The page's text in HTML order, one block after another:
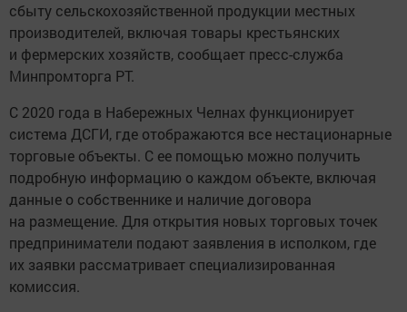
сбыту сельскохозяйственной продукции местных
производителей, включая товары крестьянских
и фермерских хозяйств, сообщает пресс-служба
Минпромторга РТ.
С 2020 года в Набережных Челнах функционирует
система ДСГИ, где отображаются все нестационарные
торговые объекты. С ее помощью можно получить
подробную информацию о каждом объекте, включая
данные о собственнике и наличие договора
на размещение. Для открытия новых торговых точек
предприниматели подают заявления в исполком, где
их заявки рассматривает специализированная
комиссия.